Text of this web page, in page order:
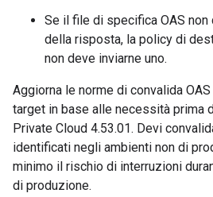
Se il file di specifica OAS
della risposta, la policy di
non deve inviarne uno.
Aggiorna le norme di convalida
target in base alle necessità prima
Private Cloud 4.53.01. Devi
identificati negli ambienti non di
minimo il rischio di interruzioni
di produzione.